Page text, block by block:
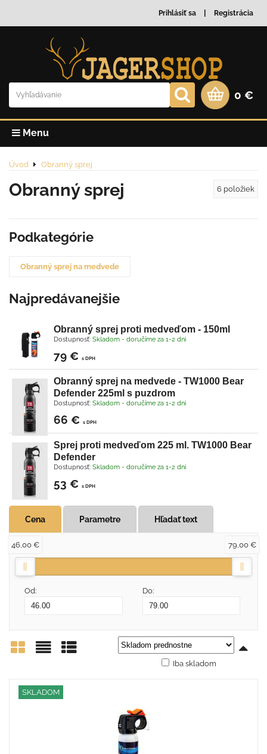
Prihlásiť sa Registrácia
0 €
Menu
Úvod Obranný sprej
Obranný sprej 6 položiek
Podkategórie
Obranný sprej na medvede
Najpredávanejšie
Obranný sprej proti medveďom - 150ml
Dostupnosť: Skladom - doručíme za 1-2 dni
79 € s DPH
Obranný sprej na medvede - TW1000 Bear
Defender 225ml s puzdrom
Dostupnosť: Skladom - doručíme za 1-2 dni
66 € s DPH
Sprej proti medveďom 225 ml. TW1000 Bear
Defender
Dostupnosť: Skladom - doručíme za 1-2 dni
53 € s DPH
Cena Parametre Hľadať text
Od: Do:
46,00 € 79,00 €
Iba skladom
SKLADOM